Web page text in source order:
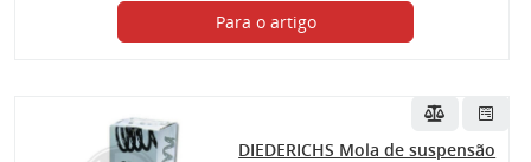
Para o artigo
DIEDERICHS Mola de suspensão